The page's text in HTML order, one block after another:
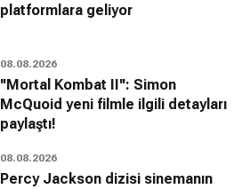
platformlara geliyor
08.08.2026
''Mortal Kombat II'': Simon
McQuoid yeni filmle ilgili detayları
paylaştı!
08.08.2026
Percy Jackson dizisi sinemanın